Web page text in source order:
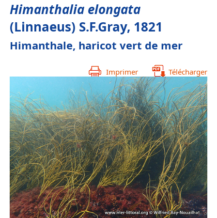
Himanthalia elongata
(Linnaeus) S.F.Gray, 1821
Himanthale, haricot vert de mer
Imprimer Télécharger